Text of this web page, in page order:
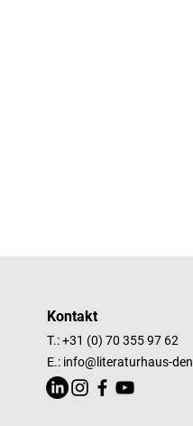
Kontakt
T.: +31 (0) 70 355 97 62
E.: info@literaturhaus-